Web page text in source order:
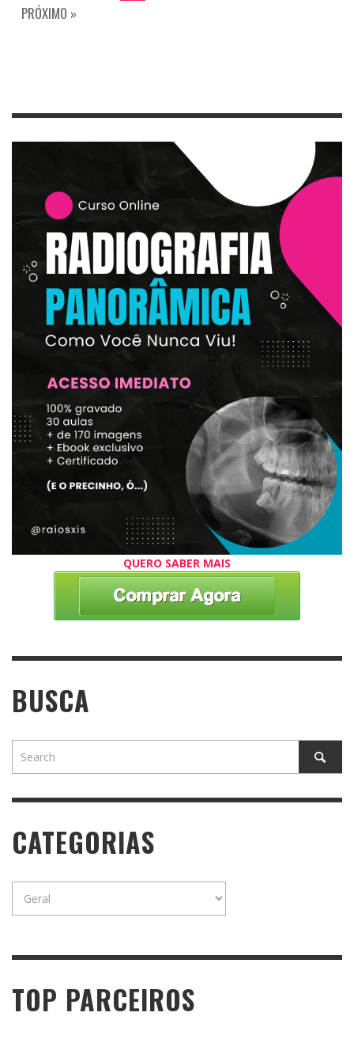
PRÓXIMO »
QUERO SABER MAIS
BUSCA
CATEGORIAS
TOP PARCEIROS